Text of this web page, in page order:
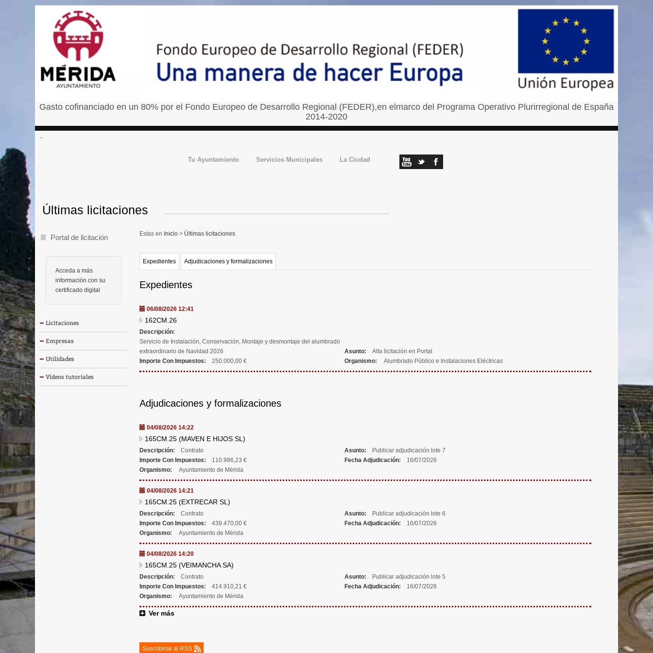
Gasto cofinanciado en un 80% por el Fondo Europeo de Desarrollo Regional (FEDER),en elmarco del Programa Operativo Plurirregional de España
2014-2020
Tu Ayuntamiento Servicios Municipales La Ciudad
Portal de licitación
Acceda a más
información con su
certificado digital
Licitaciones
Empresas
Utilidades
Vídeos tutoriales
Inicio > Últimas licitaciones
Últimas licitaciones
Expedientes Adjudicaciones y formalizaciones
Expedientes
06/08/2026 12:41
162CM.26
Descripción:
Servicio de Instalación, Conservación, Montaje y desmontaje del alumbrado
extraordinario de Navidad 2026
Asunto:
Alta licitación en Portal
Importe Con Impuestos:
250.000,00 € Organismo: Alumbrado Público e Instalaciones Eléctricas
Adjudicaciones y formalizaciones
04/08/2026 14:22
165CM.25 (MAVEN E HIJOS SL)
Descripción: Contrato Asunto:
Publicar adjudicación lote 7
Importe Con Impuestos:
110.986,23 € Fecha Adjudicación:
16/07/2026
Organismo:
Ayuntamiento de Mérida
04/08/2026 14:21
165CM.25 (EXTRECAR SL)
Descripción: Contrato Asunto:
Publicar adjudicación lote 6
Importe Con Impuestos:
439.470,00 € Fecha Adjudicación:
16/07/2026
Organismo:
Ayuntamiento de Mérida
04/08/2026 14:20
165CM.25 (VEIMANCHA SA)
Descripción: Contrato Asunto:
Publicar adjudicación lote 5
Importe Con Impuestos:
414.910,21 € Fecha Adjudicación:
16/07/2026
Organismo:
Ayuntamiento de Mérida
Ver más
Suscribirse al RSS